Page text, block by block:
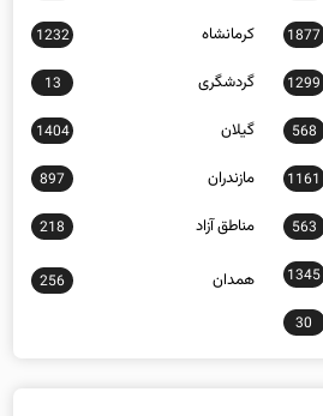
1299 گردشگری 13
568 گیلان 1404
1161 مازندران 897
563 مناطق آزاد 218
1345
256
30